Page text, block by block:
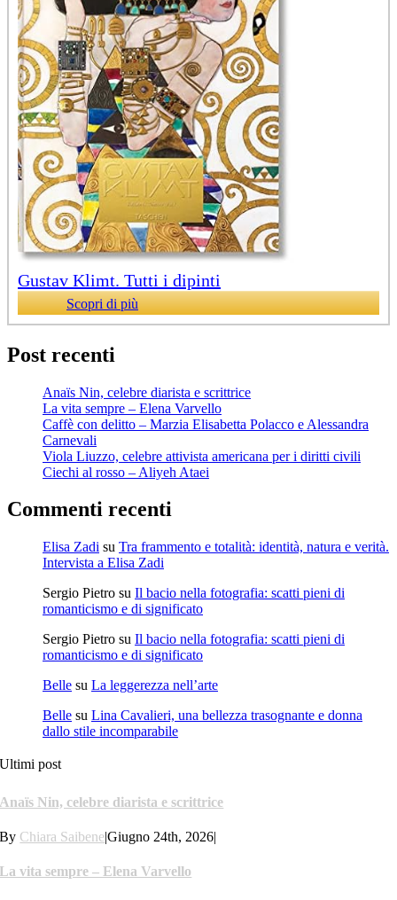
Gustav Klimt. Tutti i dipinti
Scopri di più
Post recenti
Anaïs Nin, celebre diarista e scrittrice
La vita sempre – Elena Varvello
Caffè con delitto – Marzia Elisabetta Polacco e Alessandra
Carnevali
Viola Liuzzo, celebre attivista americana per i diritti civili
Ciechi al rosso – Aliyeh Ataei
Commenti recenti
Elisa Zadi su Tra frammento e totalità: identità, natura e verità.
Intervista a Elisa Zadi
Sergio Pietro su Il bacio nella fotografia: scatti pieni di
romanticismo e di significato
Sergio Pietro su Il bacio nella fotografia: scatti pieni di
romanticismo e di significato
Belle su La leggerezza nell’arte
Belle su Lina Cavalieri, una bellezza trasognante e donna
dallo stile incomparabile
Ultimi post
Anaïs Nin, celebre diarista e scrittrice
By Chiara Saibene|Giugno 24th, 2026|
La vita sempre – Elena Varvello